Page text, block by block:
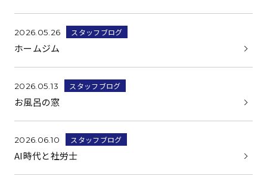
2026.05.26 スタッフブログ
ホームジム
2026.05.13 スタッフブログ
お風呂の窓
2026.06.10 スタッフブログ
AI時代と社労士